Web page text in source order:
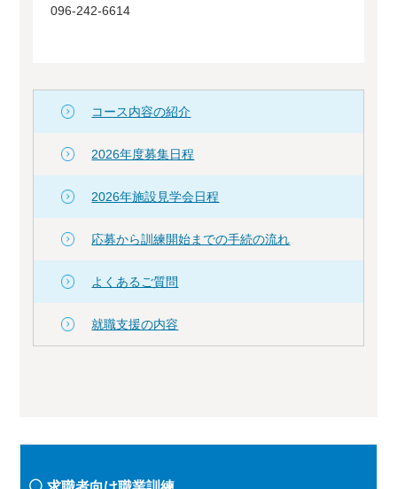
096-242-6614
コース内容の紹介
2026年度募集日程
2026年施設見学会日程
応募から訓練開始までの手続の流れ
よくあるご質問
就職支援の内容